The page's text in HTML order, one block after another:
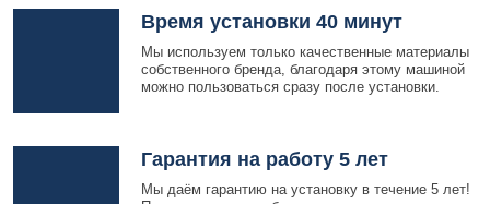
Время установки 40 минут
Мы используем только качественные материалы
собственного бренда, благодаря этому машиной
можно пользоваться сразу после установки.
Гарантия на работу 5 лет
Мы даём гарантию на установку в течение 5 лет!